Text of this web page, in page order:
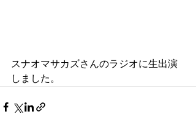
スナオマサカズさんのラジオに生出演
しました。